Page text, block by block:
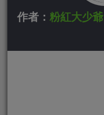
作者： 粉紅大少爺